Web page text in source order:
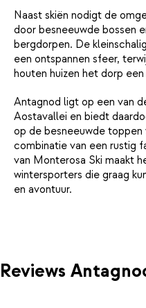
Naast skiën nodigt de
door besneeuwde bossen
bergdorpen. De
een ontspannen sfeer,
houten huizen het dorp
Antagnod ligt op een van
Aostavallei en biedt
op de besneeuwde
combinatie van een rustig
van Monterosa Ski maakt
wintersporters die graag
en avontuur.
Reviews